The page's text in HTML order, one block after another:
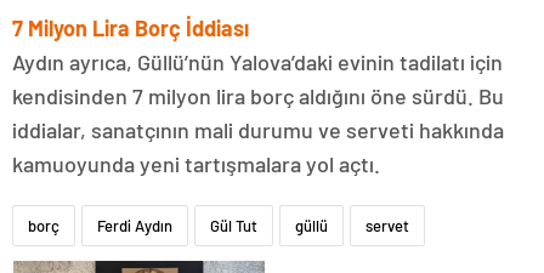
7 Milyon Lira Borç İddiası
Aydın ayrıca, Güllü’nün Yalova’daki evinin tadilatı için
kendisinden 7 milyon lira borç aldığını öne sürdü. Bu
iddialar, sanatçının mali durumu ve serveti hakkında
kamuoyunda yeni tartışmalara yol açtı.
borç Ferdi Aydın Gül Tut güllü servet